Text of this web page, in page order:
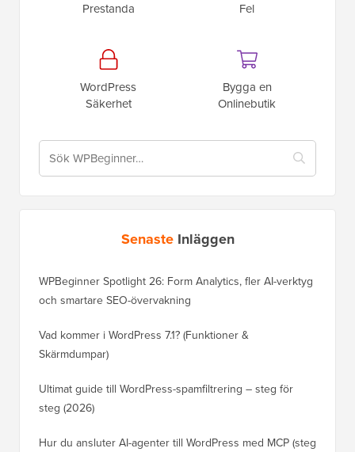
Prestanda
Fel
WordPress
Säkerhet
Bygga en
Onlinebutik
Senaste Inläggen
WPBeginner Spotlight 26: Form Analytics, fler AI-verktyg
och smartare SEO-övervakning
Vad kommer i WordPress 7.1? (Funktioner &
Skärmdumpar)
Ultimat guide till WordPress-spamfiltrering – steg för
steg (2026)
Hur du ansluter AI-agenter till WordPress med MCP (steg